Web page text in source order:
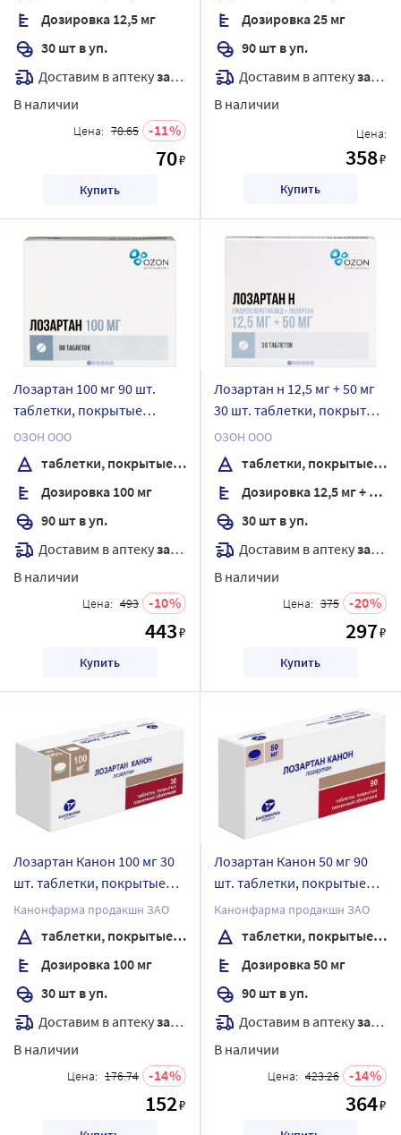
Дозировка 12,5 мг
30 шт в уп.
Доставим в аптекузавтра
В наличии
Цена: 78.65 11
70₽
Купить
Дозировка 25 мг
90 шт в уп.
Доставим в аптекузавтра
В наличии
Цена:
358₽
Купить
Лозартан 100 мг 90 шт.
таблетки, покрытые
пленочной оболочкой
ОЗОН ООО
таблетки, покрытые пленочной оболочкой
Дозировка 100 мг
90 шт в уп.
Доставим в аптекузавтра
В наличии
Цена: 493 10
443₽
Купить
Лозартан н 12,5 мг + 50 мг
30 шт. таблетки, покрытые
пленочной оболочкой
ОЗОН ООО
таблетки, покрытые пленочной оболочкой
Дозировка 12,5 мг + 50 мг
30 шт в уп.
Доставим в аптекузавтра
В наличии
Цена: 375 20
297₽
Купить
Лозартан Канон 100 мг 30
шт. таблетки, покрытые
пленочной оболочкой
Канонфарма продакшн ЗАО
таблетки, покрытые пленочной оболочкой
Дозировка 100 мг
30 шт в уп.
Доставим в аптекузавтра
В наличии
Цена: 176.74 14
152₽
Лозартан Канон 50 мг 90
шт. таблетки, покрытые
пленочной оболочкой
Канонфарма продакшн ЗАО
таблетки, покрытые пленочной оболочкой
Дозировка 50 мг
90 шт в уп.
Доставим в аптекузавтра
В наличии
Цена: 423.26 14
364₽